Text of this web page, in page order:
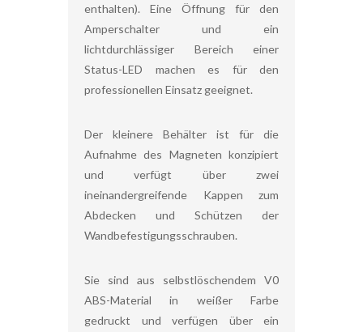
enthalten). Eine Öffnung für den
Amperschalter und ein
lichtdurchlässiger Bereich einer
Status-LED machen es für den
professionellen Einsatz geeignet.
Der kleinere Behälter ist für die
Aufnahme des Magneten konzipiert
und verfügt über zwei
ineinandergreifende Kappen zum
Abdecken und Schützen der
Wandbefestigungsschrauben.
Sie sind aus selbstlöschendem V0
ABS-Material in weißer Farbe
gedruckt und verfügen über ein